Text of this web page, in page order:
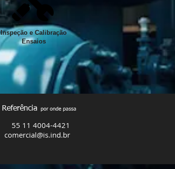
Inspeção e Calibração
Ensaios
Referência por onde passa
55 11 4004-4421
comercial@is.ind.br